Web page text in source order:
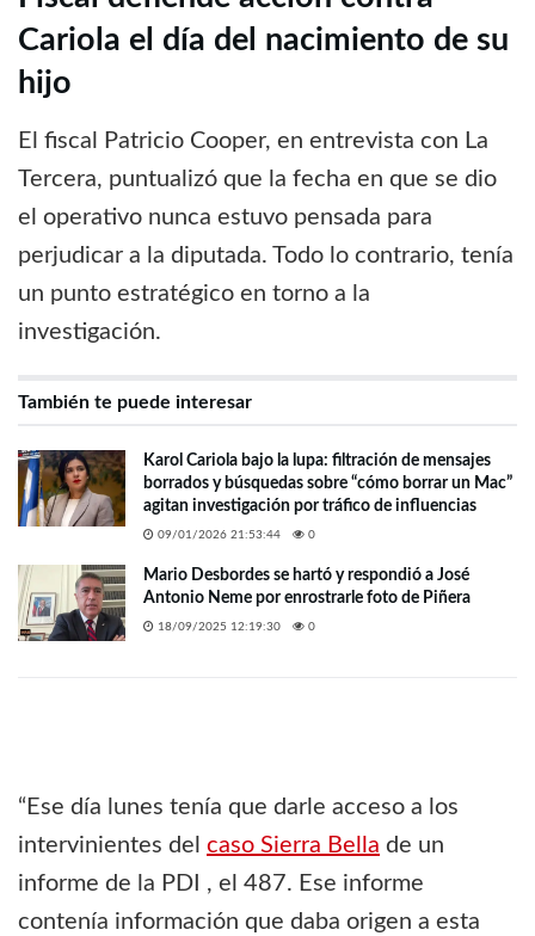
Cariola el día del nacimiento de su
hijo
El fiscal Patricio Cooper, en entrevista con La
Tercera, puntualizó que la fecha en que se dio
el operativo nunca estuvo pensada para
perjudicar a la diputada. Todo lo contrario, tenía
un punto estratégico en torno a la
investigación.
También te puede interesar
Karol Cariola bajo la lupa: filtración de mensajes
borrados y búsquedas sobre “cómo borrar un Mac”
agitan investigación por tráfico de influencias
09/01/2026 21:53:44 0
Mario Desbordes se hartó y respondió a José
Antonio Neme por enrostrarle foto de Piñera
18/09/2025 12:19:30 0
“Ese día lunes tenía que darle acceso a los
intervinientes del caso Sierra Bella de un
informe de la PDI , el 487. Ese informe
contenía información que daba origen a esta